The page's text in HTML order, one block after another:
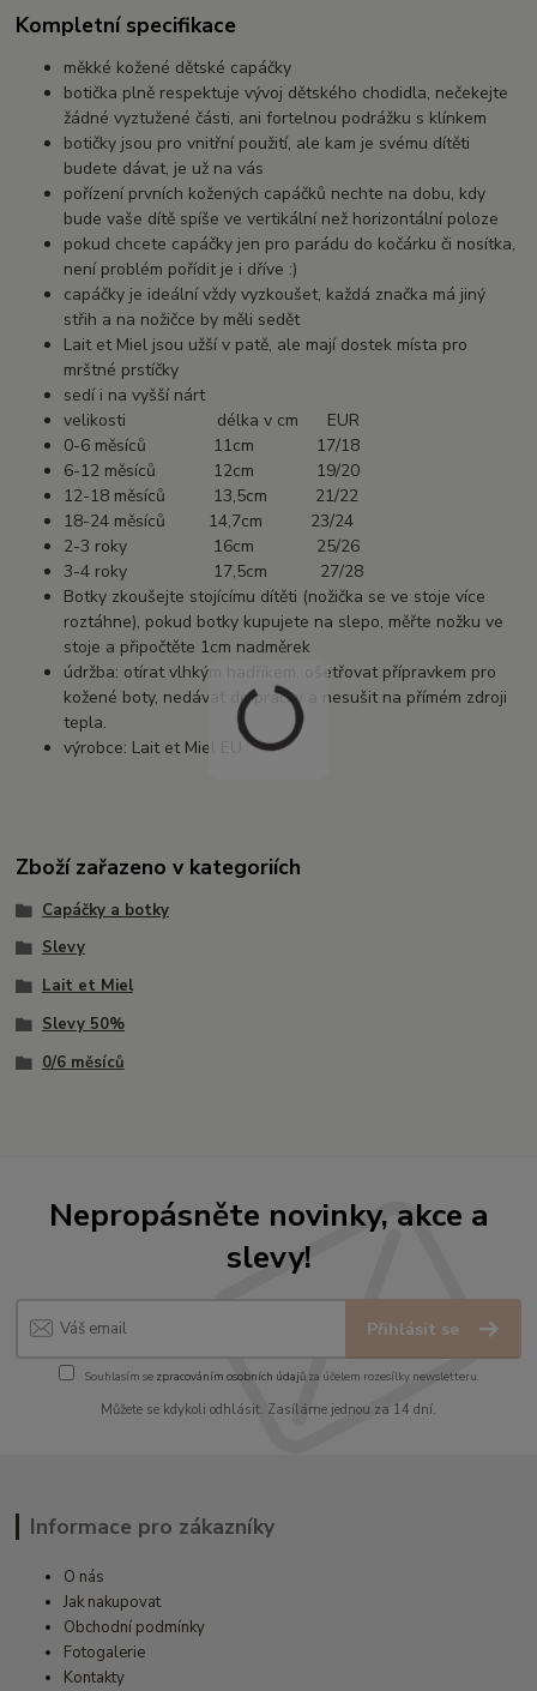
Kompletní specifikace
měkké kožené dětské capáčky
botička plně respektuje vývoj dětského chodidla, nečekejte
žádné vyztužené části, ani fortelnou podrážku s klínkem
botičky jsou pro vnitřní použití, ale kam je svému dítěti
budete dávat, je už na vás
pořízení prvních kožených capáčků nechte na dobu, kdy
bude vaše dítě spíše ve vertikální než horizontální poloze
pokud chcete capáčky jen pro parádu do kočárku či nosítka,
není problém pořídit je i dříve :)
capáčky je ideální vždy vyzkoušet, každá značka má jiný
střih a na nožičce by měli sedět
Lait et Miel jsou užší v patě, ale mají dostek místa pro
mrštné prstíčky
sedí i na vyšší nárt
velikosti délka v cm EUR
0-6 měsíců 11cm 17/18
6-12 měsíců 12cm 19/20
12-18 měsíců 13,5cm 21/22
18-24 měsíců 14,7cm 23/24
2-3 roky 16cm 25/26
3-4 roky 17,5cm 27/28
Botky zkoušejte stojícímu dítěti (nožička se ve stoje více
roztáhne), pokud botky kupujete na slepo, měřte nožku ve
stoje a připočtěte 1cm nadměrek
údržba: otírat vlhkým hadříkem, ošetřovat přípravkem pro
kožené boty, nedávat do pračky a nesušit na přímém zdroji
tepla.
výrobce: Lait et Miel EU
Zboží zařazeno v kategoriích
Capáčky a botky
Slevy
Lait et Miel
Slevy 50%
0/6 měsíců
Nepropásněte novinky, akce a
slevy!
Přihlásit se
Souhlasím se zpracováním osobních údajůza účelem rozesílky newsletteru.
Můžete se kdykoli odhlásit. Zasíláme jednou za 14 dní.
Informace pro zákazníky
O nás
Jak nakupovat
Obchodní podmínky
Fotogalerie
Kontakty